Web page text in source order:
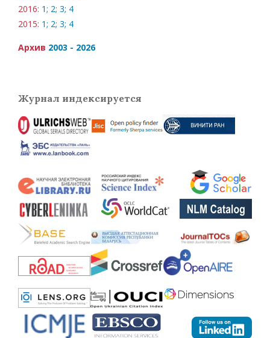
2016: 1; 2; 3; 4
2015: 1; 2; 3; 4
Архив 2003 - 2026
Журнал индексируется